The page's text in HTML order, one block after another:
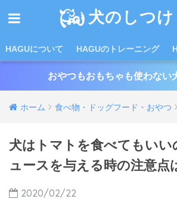
犬のしつ
HAGUについて HAGUのトレーニング
おやつもおもちゃも使わない
ホーム 食べ物・ドッグフード・おやつ
犬はトマトを食べてもいい
ュースを与える時の注意点
2020/02/22